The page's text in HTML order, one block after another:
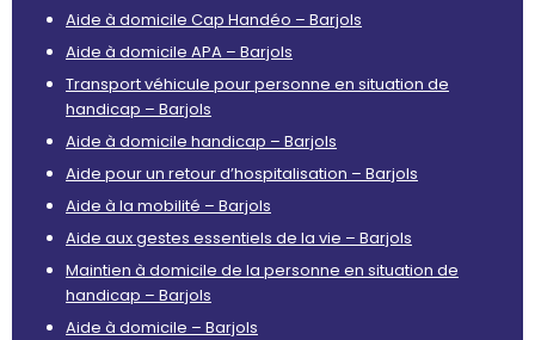
Aide à domicile Cap Handéo – Barjols
Aide à domicile APA – Barjols
Transport véhicule pour personne en situation de
handicap – Barjols
Aide à domicile handicap – Barjols
Aide pour un retour d’hospitalisation – Barjols
Aide à la mobilité – Barjols
Aide aux gestes essentiels de la vie – Barjols
Maintien à domicile de la personne en situation de
handicap – Barjols
Aide à domicile – Barjols